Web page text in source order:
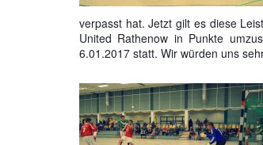
verpasst hat. Jetzt gilt es diese
United Rathenow in Punkte
6.01.2017 statt. Wir würden uns